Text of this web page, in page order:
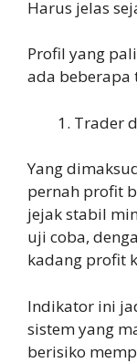
Harus jelas
Profil yang
ada beberapa
Trader
Yang
pernah profit
jejak stabil
uji coba,
kadang profit
Indikator ini
sistem yang
berisiko